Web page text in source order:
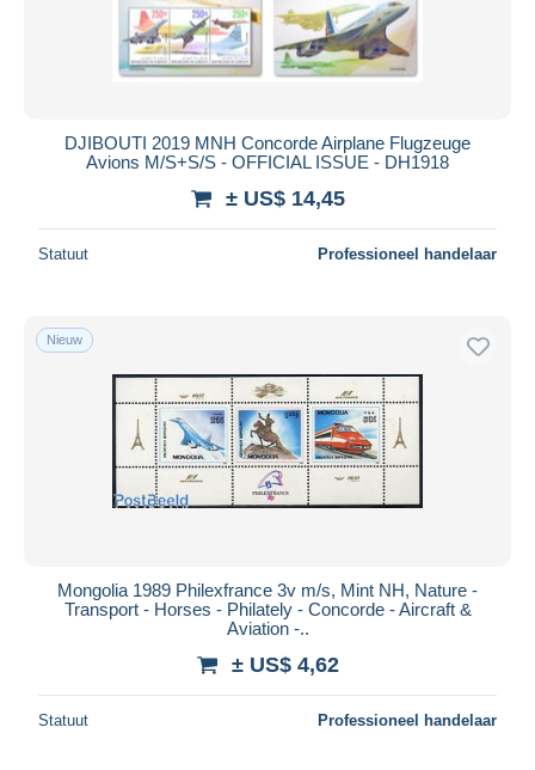
DJIBOUTI 2019 MNH Concorde Airplane Flugzeuge
Avions M/S+S/S - OFFICIAL ISSUE - DH1918
± US$ 14,45
Statuut Professioneel handelaar
Nieuw
Mongolia 1989 Philexfrance 3v m/s, Mint NH, Nature -
Transport - Horses - Philately - Concorde - Aircraft &
Aviation -..
± US$ 4,62
Statuut Professioneel handelaar